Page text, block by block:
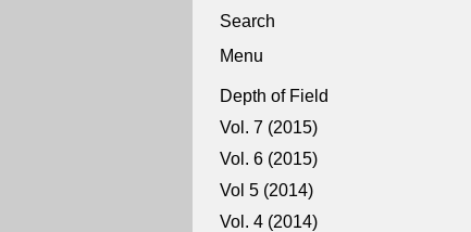
Search
Menu
Depth of Field
Vol. 7 (2015)
Vol. 6 (2015)
Vol 5 (2014)
Vol. 4 (2014)